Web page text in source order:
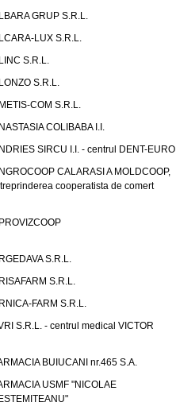
GRUP S.R.L.
LUX S.R.L.
S.R.L.
S.R.L.
COM S.R.L.
COLIBABA I.I.
SIRCU I.I. - centrul DENT-EURO
CALARASI A MOLDCOOP,
cooperatista de comert
S.R.L.
S.R.L.
FARM S.R.L.
S.R.L. - centrul medical VICTOR
BUIUCANI nr.465 S.A.
USMF "NICOLAE